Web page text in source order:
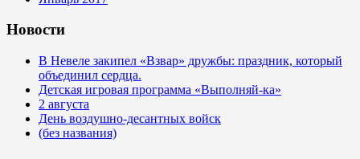
Новости
В Невеле закипел «Взвар» дружбы: праздник, который
объединил сердца.
Детская игровая программа «Выполняй-ка»
2 августа
День воздушно-десантных войск
(без названия)